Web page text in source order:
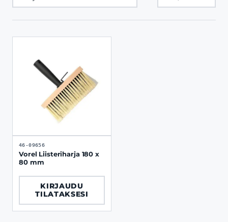
sivulla
46-09656
Vorel Liisteriharja 180 x
80 mm
KIRJAUDU
TILATAKSESI